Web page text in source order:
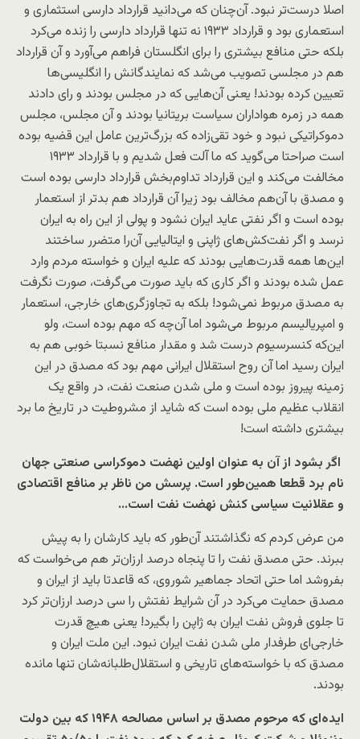
اصلا درست‌تر نبود. آن‌چنان که می‌دانید قرارداد دارسی استثماری و
استعماری بود و قرارداد ۱۹۳۳ نه تنها قرارداد دارسی را زنده می‌کرد
بلکه حتی منافع بیشتری را برای انگلستان فراهم می‌آورد و آن قرارداد
هم در مجلسی تصویب می‌شد که نمایندگانش را انگلیسی‌ها
تعیین کرده بودند! یعنی آن‌هایی که در مجلس بودند و رای دادند
همه در زمره هواداران سیاست بریتانیا بودند و آن مجلس، مجلس
دموکراتیکی نبود و خود تقی‌زاده که بزرگ‌ترین عامل این قضیه بوده
است صراحتا می‌گوید که ما آلت فعل شدیم و با قرارداد ۱۹۳۳
مخالفت می‌کند و این قرارداد تداوم‌بخش قرارداد دارسی بوده است
و مصدق با آن‌هم مخالف بود زیرا آن قرارداد هم بدتر از استعمار
بوده است و اگر نفتی عاید ایران نشود و پولی از این راه به ایران
نرسد و اگر نفت‌کش‌های ژاپنی و ایتالیایی آن‌را متضرر ساختند
این‌ها همه قدرت‌هایی بودند که علیه ایران و خواسته مردم وارد
عمل شده بودند و اگر کاری که باید صورت می‌گرفت، صورت نگرفت
به مصدق مربوط نمی‌شود! بلکه به تجاوزگری‌های خارجی، استعمار
و امپریالیسم مربوط می‌شود اما آن‌چه که مهم بوده است، ولو
این‌که کنسرسیوم درست شد و مقدار منافع نسبتا خوبی هم به
ایران رسید اما آن روح استقلال ایرانی مهم بود که مصدق در این
زمینه پیروز بوده است و ملی شدن صنعت نفت، در واقع یک
انقلاب عظیم ملی بوده است که شاید از مشروطیت در تاریخ ما برد
بیشتری داشته است!
اگر بشود از آن به عنوان اولین نهضت دموکراسی صنعتی جهان
نام برد قطعا همین‌طور است. پرسش من ناظر بر منافع اقتصادی
و عقلانیت سیاسی کنش نهضت نفت است…
من عرض کردم که نگذاشتند آن‌طور که باید کارشان را به پیش
ببرند. حتی مصدق نفت را تا پنجاه درصد ارزان‌تر هم می‌خواست که
بفروشد اما حتی اتحاد جماهیر شوروی، که قاعدتا باید از ایران و
مصدق حمایت می‌کرد در آن شرایط نفتش را سی درصد ارزان‌تر کرد
تا جلوی فروش نفت ایران به ژاپن را بگیرد! یعنی هیچ قدرت
خارجی‌‍‌ای طرفدار ملی شدن نفت ایران نبود. این ملت ایران و
مصدق که با خواسته‌های تاریخی و استقلا‌ل‌طلبانه‌شان تنها مانده
بودند.
ایده‌ای که مرحوم مصدق بر اساس مصالحه ۱۹۴۸ که بین دولت